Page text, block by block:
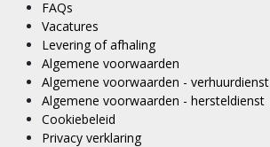
FAQs
Vacatures
Levering of afhaling
Algemene voorwaarden
Algemene voorwaarden - verhuurdienst
Algemene voorwaarden - hersteldienst
Cookiebeleid
Privacy verklaring